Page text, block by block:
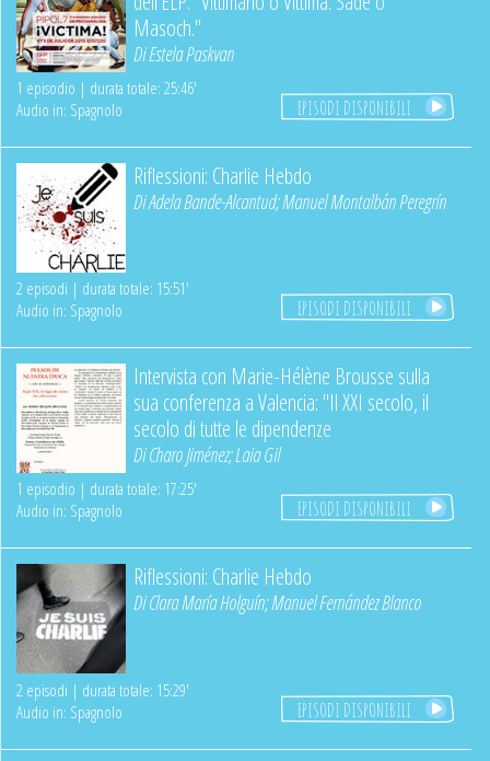
Masoch."
DiEstela Paskvan
1 episodio | durata totale: 25:46'
Audio in: Spagnolo
EPISODI DISPONIBILI
Riflessioni: Charlie Hebdo
DiAdela Bande-Alcantud;Manuel Montalbán Peregrín
2 episodi | durata totale: 15:51'
Audio in: Spagnolo
EPISODI DISPONIBILI
Intervista con Marie-Hélène Brousse sulla
sua conferenza a Valencia: "Il XXI secolo, il
secolo di tutte le dipendenze
DiCharo Jiménez;Laia Gil
1 episodio | durata totale: 17:25'
Audio in: Spagnolo
EPISODI DISPONIBILI
Riflessioni: Charlie Hebdo
DiClara María Holguín;Manuel Fernández Blanco
2 episodi | durata totale: 15:29'
Audio in: Spagnolo
EPISODI DISPONIBILI